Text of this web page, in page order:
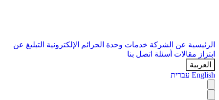
الرئيسية عن الشركة خدمات وحدة الجرائم الإلكترونية التبليغ عن
ابتزاز مقالات أسئلة اتصل بنا
العربية
English עברית